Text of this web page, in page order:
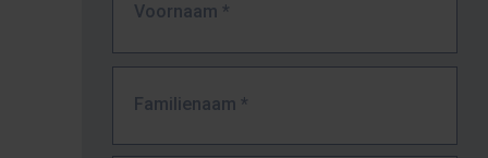
Voornaam *
Familienaam *